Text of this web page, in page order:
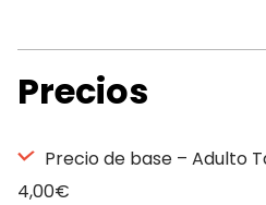
Precios
Precio de base – Adulto
4,00€